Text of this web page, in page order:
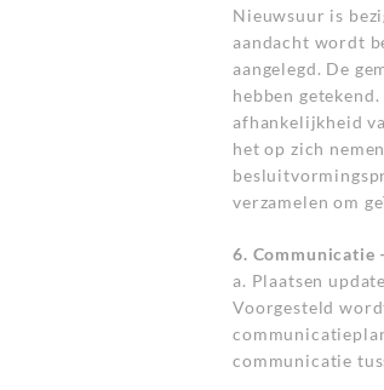
Nieuwsuur is
aandacht wordt
aangelegd. De
hebben
afhankelijkheid
het op zich
verzamelen om
6. Communicatie
a. Plaatsen
Voorgesteld
communicatie